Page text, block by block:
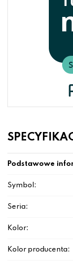
Podstawowe
Symbol:
Seria:
Kolor:
Kolor producenta: